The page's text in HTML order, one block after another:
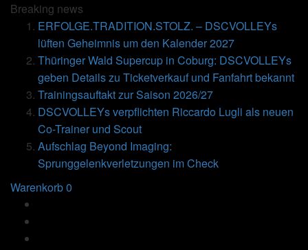
Breaking news
ERFOLGE.TRADITION.STOLZ. – DSCVOLLEYs
lüften Geheimnis um den Kalender 2027
Thüringer Wald Supercup in Coburg: DSCVOLLEYs
geben Details zu Ticketverkauf und Fanfahrt bekannt
Trainingsauftakt zur Saison 2026/27
DSCVOLLEYs verpflichten Riccardo Lugli als neuen
Co-Trainer und Scout
Aufschlag Beyond Imaging:
Sprunggelenkverletzungen im Check
Warenkorb0